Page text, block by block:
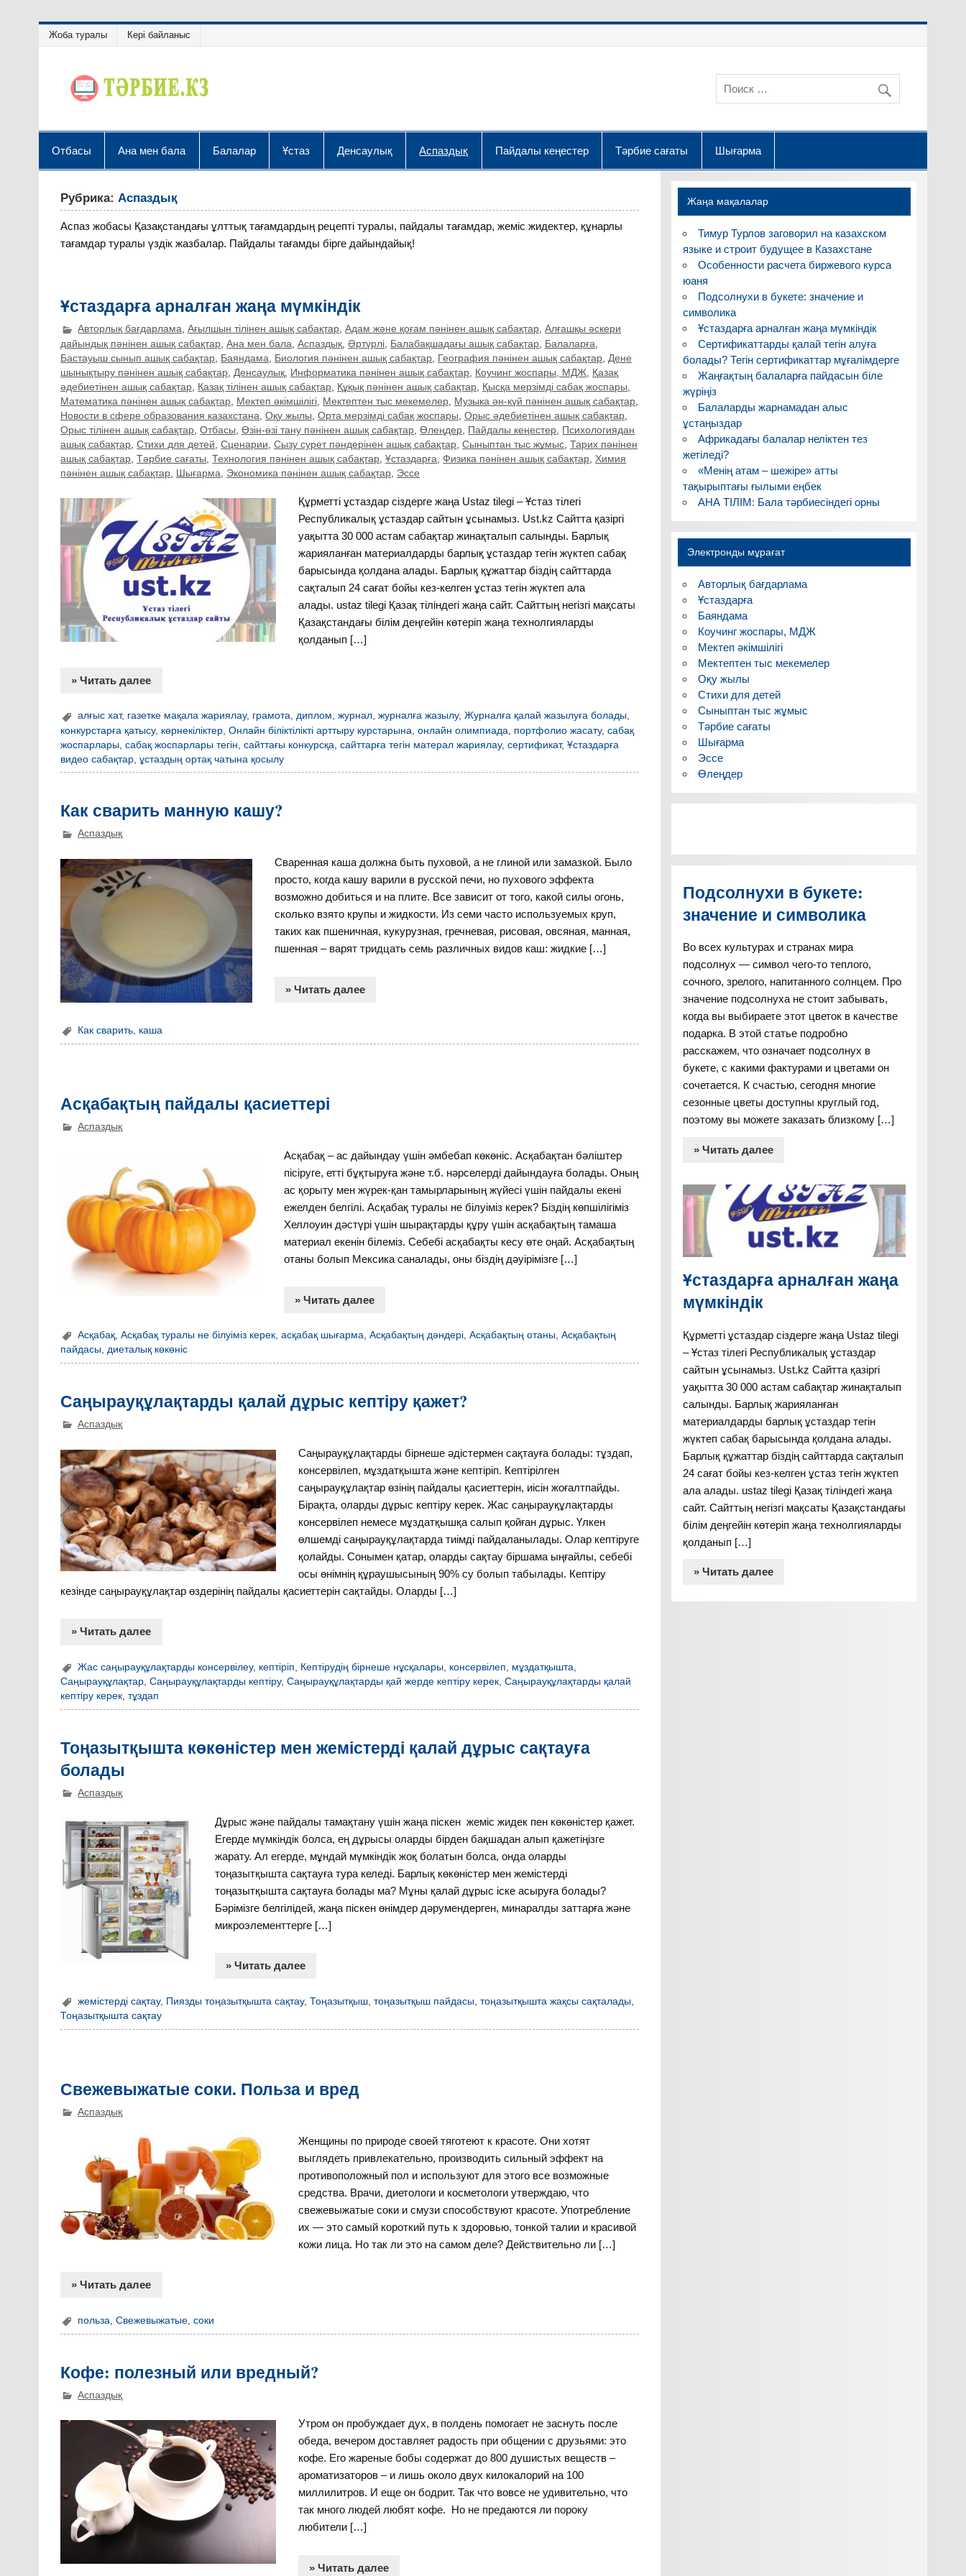
Жоба туралы Кері байланыс
Отбасы Ана мен бала Балалар Ұстаз Денсаулық Аспаздық Пайдалы кеңестер Тәрбие сағаты Шығарма
Рубрика: Аспаздық
Аспаз жобасы Қазақстандағы ұлттық тағамдардың рецепті туралы, пайдалы тағамдар, жеміс жидектер, құнарлы
тағамдар туралы үздік жазбалар. Пайдалы тағамды бірге дайындайық!
Ұстаздарға арналған жаңа мүмкіндік
Авторлық бағдарлама,Ағылшын тілінен ашық сабақтар,Адам және қоғам пәнінен ашық сабақтар,Алғашқы әскери
дайындық пәнінен ашық сабақтар ,Ана мен бала ,Аспаздық ,Әртүрлі Балабақшадағы ашық сабақтар Балаларға
Бастауыш сынып ашық сабақтар Баяндама Биология пәнінен ашық сабақтар География пәнінен ашық сабақтар Дене
шынықтыру пәнінен ашық сабақтар Денсаулық Информатика пәнінен ашық сабақтар Коучинг жоспары, МДЖ
Қазақ
әдебиетінен ашық сабақтар Қазақ тілінен ашық сабақтар Құқық пәнінен ашық сабақтар Қысқа мерзімді сабақ жоспары
Математика пәнінен ашық сабақтар Мектеп әкімшілігі Мектептен тыс мекемелер Музыка ән-күй пәнінен ашық сабақтар
Новости в сфере образования казахстана ,Оқу жылы ,Орта мерзімді сабақ жоспары ,Орыс әдебиетінен ашық сабақтар
Орыс тілінен ашық сабақтар ,Отбасы ,Өзін-өзі тану пәнінен ашық сабақтар ,Өлеңдер Пайдалы кеңестер Психологиядан
ашық сабақтар ,Стихи для детей ,Сценарии ,Сызу сурет пәндерінен ашық сабақтар ,Сыныптан тыс жұмыс ,Тарих пәнінен
ашық сабақтар ,Тәрбие сағаты ,Технология пәнінен ашық сабақтар ,Ұстаздарға ,Физика пәнінен ашық сабақтар Химия
пәнінен ашық сабақтар Шығарма Экономика пәнінен ашық сабақтар Эссе
Құрметті ұстаздар сіздерге жаңа Ustaz tilegi – Ұстаз тілегі
Республикалық ұстаздар сайтын ұсынамыз. Ust.kz Сайтта қазіргі
уақытта 30 000 астам сабақтар жинақталып салынды. Барлық
жарияланған материалдарды барлық ұстаздар тегін жүктеп сабақ
барысында қолдана алады. Барлық құжаттар біздің сайттарда
сақталып 24 сағат бойы кез-келген ұстаз тегін жүктеп ала
алады. ustaz tilegi Қазақ тіліндегі жаңа сайт. Сайттың негізгі мақсаты
Қазақстандағы білім деңгейін көтеріп жаңа технолгияларды
қолданып […]
» Читать далее
алғыс хат, газетке мақала жариялау, грамота,диплом,журнал,журналға жазылу,Журналға қалай жазылуға болады,
конкурстарға қатысу, көрнекіліктер ,Онлайн біліктілікті арттыру курстарына ,онлайн олимпиада портфолио жасату,сабақ
жоспарлары ,сабақ жоспарлары тегін ,сайттағы конкурсқа ,сайттарға тегін матерал жариялау,сертификат,Ұстаздарға
видео сабақтар ,ұстаздың ортақ чатына қосылу
Как сварить манную кашу?
Аспаздық
Сваренная каша должна быть пуховой, а не глиной или замазкой. Было
просто, когда кашу варили в русской печи, но пухового эффекта
возможно добиться и на плите. Все зависит от того, какой силы огонь,
сколько взято крупы и жидкости. Из семи часто используемых круп,
таких как пшеничная, кукурузная, гречневая, рисовая, овсяная, манная,
пшенная – варят тридцать семь различных видов каш: жидкие […]
» Читать далее
Как сварить, каша
Асқабақтың пайдалы қасиеттері
Аспаздық
Асқабақ – ас дайындау үшін әмбебап көкөніс. Асқабақтан бәліштер
пісіруге, етті бұқтыруға және т.б. нәрселерді дайындауға болады. Оның
ас қорыту мен жүрек-қан тамырларының жүйесі үшін пайдалы екені
ежелден белгілі. Асқабақ туралы не білуіміз керек? Біздің көпшілігіміз
Хеллоуин дәстүрі үшін шырақтарды құру үшін асқабақтың тамаша
материал екенін білеміз. Себебі асқабақты кесу өте оңай. Асқабақтың
отаны болып Мексика саналады, оны біздің дәуірімізге […]
» Читать далее
Асқабақ ,Асқабақ туралы не білуіміз керек ,асқабақ шығарма ,Асқабақтың дәндері ,Асқабақтың отаны ,Асқабақтың
пайдасы,диеталық көкөніс
Саңырауқұлақтарды қалай дұрыс кептіру қажет?
Аспаздық
Саңырауқұлақтарды бірнеше әдістермен сақтауға болады: тұздап,
консервілеп, мұздатқышта және кептіріп. Кептірілген
саңырауқұлақтар өзінің пайдалы қасиеттерін, иісін жоғалтпайды.
Бірақта, оларды дұрыс кептіру керек. Жас саңырауқұлақтарды
консервілеп немесе мұздатқышқа салып қойған дұрыс. Үлкен
өлшемді саңырауқұлақтарда тиімді пайдаланылады. Олар кептіруге
қолайды. Сонымен қатар, оларды сақтау біршама ыңғайлы, себебі
осы өнімнің құраушысының 90% су болып табылады. Кептіру
кезінде саңырауқұлақтар өздерінің пайдалы қасиеттерін сақтайды. Оларды […]
» Читать далее
Жас саңырауқұлақтарды консервілеу, кептіріп Кептірудің бірнеше нұсқалары консервілеп мұздатқышта
Саңырауқұлақтар,Саңырауқұлақтарды кептіру,Саңырауқұлақтарды қай жерде кептіру керек,Саңырауқұлақтарды қалай
кептіру керек,тұздап
Тоңазытқышта көкөністер мен жемістерді қалай дұрыс сақтауға
болады
Аспаздық
Дұрыс және пайдалы тамақтану үшін жаңа піскен жеміс жидек пен көкөністер қажет.
Егерде мүмкіндік болса, ең дұрысы оларды бірден бақшадан алып қажетіңізге
жарату. Ал егерде, мұндай мүмкіндік жоқ болатын болса, онда оларды
тоңазытқышта сақтауға тура келеді. Барлық көкөністер мен жемістерді
тоңазытқышта сақтауға болады ма? Мұны қалай дұрыс іске асыруға болады?
Бәрімізге белгілідей, жаңа піскен өнімдер дәрумендерген, минаралды заттарға және
микроэлементтерге […]
» Читать далее
жемістерді сақтау, Пиязды тоңазытқышта сақтау,Тоңазытқыш ,тоңазытқыш пайдасы ,тоңазытқышта жақсы сақталады
Тоңазытқышта сақтау
Свежевыжатые соки. Польза и вред
Аспаздық
Женщины по природе своей тяготеют к красоте. Они хотят
выглядеть привлекательно, производить сильный эффект на
противоположный пол и используют для этого все возможные
средства. Врачи, диетологи и косметологи утверждаю, что
свежевыжатые соки и смузи способствуют красоте. Употребление
их — это самый короткий путь к здоровью, тонкой талии и красивой
кожи лица. Но так ли это на самом деле? Действительно ли […]
» Читать далее
польза ,Свежевыжатые ,соки
Кофе: полезный или вредный?
Аспаздық
Утром он пробуждает дух, в полдень помогает не заснуть после
обеда, вечером доставляет радость при общении с друзьями: это
кофе. Его жареные бобы содержат до 800 душистых веществ –
ароматизаторов – и лишь около двух килокалорий на 100
миллилитров. И еще он бодрит. Так что вовсе не удивительно, что
так много людей любят кофе. Но не предаются ли пороку
любители […]
» Читать далее
Жаңа мақалалар
Тимур Турлов заговорил на казахском
языке и строит будущее в Казахстане
Особенности расчета биржевого курса
юаня
Подсолнухи в букете: значение и
символика
Ұстаздарға арналған жаңа мүмкіндік
Сертификаттарды қалай тегін алуға
болады? Тегін сертификаттар мұғалімдерге
Жаңғақтың балаларға пайдасын біле
жүріңіз
Балаларды жарнамадан алыс
ұстаңыздар
Африкадағы балалар неліктен тез
жетіледі?
«Менің атам – шежіре» атты
тақырыптағы ғылыми еңбек
АНА ТІЛІМ: Бала тәрбиесіндегі орны
Электронды мұрағат
Авторлық бағдарлама
Ұстаздарға
Баяндама
Коучинг жоспары, МДЖ
Мектеп әкімшілігі
Мектептен тыс мекемелер
Оқу жылы
Стихи для детей
Сыныптан тыс жұмыс
Тәрбие сағаты
Шығарма
Эссе
Өлеңдер
Подсолнухи в букете:
значение и символика
Во всех культурах и странах мира
подсолнух — символ чего-то теплого,
сочного, зрелого, напитанного солнцем. Про
значение подсолнуха не стоит забывать,
когда вы выбираете этот цветок в качестве
подарка. В этой статье подробно
расскажем, что означает подсолнух в
букете, с какими фактурами и цветами он
сочетается. К счастью, сегодня многие
сезонные цветы доступны круглый год,
поэтому вы можете заказать близкому […]
» Читать далее
Ұстаздарға арналған жаңа
мүмкіндік
Құрметті ұстаздар сіздерге жаңа Ustaz tilegi
– Ұстаз тілегі Республикалық ұстаздар
сайтын ұсынамыз. Ust.kz Сайтта қазіргі
уақытта 30 000 астам сабақтар жинақталып
салынды. Барлық жарияланған
материалдарды барлық ұстаздар тегін
жүктеп сабақ барысында қолдана алады.
Барлық құжаттар біздің сайттарда сақталып
24 сағат бойы кез-келген ұстаз тегін жүктеп
ала алады. ustaz tilegi Қазақ тіліндегі жаңа
сайт. Сайттың негізгі мақсаты Қазақстандағы
білім деңгейін көтеріп жаңа технолгияларды
қолданып […]
» Читать далее